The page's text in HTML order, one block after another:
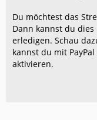
Du möchtest das
Dann kannst du
erledigen. Schau
kannst du mit
aktivieren.